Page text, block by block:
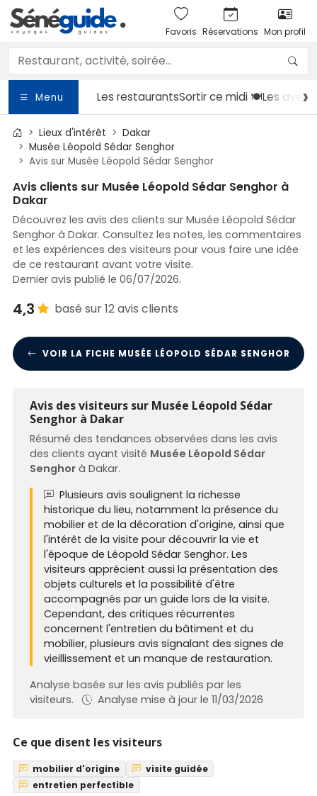
Favoris Réservations Mon profil
Menu Les restaurantsSortirce midi 🍽️Les
Lieux d'intérêt
Dakar
Musée Léopold Sédar Senghor
Avis sur Musée Léopold Sédar Senghor
Avis clients sur Musée Léopold Sédar Senghor à
Dakar
Découvrez les avis des clients sur Musée Léopold Sédar
Senghor à Dakar. Consultez les notes, les commentaires
et les expériences des visiteurs pour vous faire une idée
de ce restaurant avant votre visite.
Dernier avis publié le 06/07/2026.
4,3 basé sur 12 avis clients
VOIR LA FICHE MUSÉE LÉOPOLD SÉDAR SENGHOR
Avis des visiteurs sur Musée Léopold Sédar
Senghor à Dakar
Résumé des tendances observées dans les avis
des clients ayant visité Musée Léopold Sédar
Senghor à Dakar.
Plusieurs avis soulignent la richesse
historique du lieu, notamment la présence du
mobilier et de la décoration d'origine, ainsi que
l'intérêt de la visite pour découvrir la vie et
l'époque de Léopold Sédar Senghor. Les
visiteurs apprécient aussi la présentation des
objets culturels et la possibilité d'être
accompagnés par un guide lors de la visite.
Cependant, des critiques récurrentes
concernent l'entretien du bâtiment et du
mobilier, plusieurs avis signalant des signes de
vieillissement et un manque de restauration.
Analyse basée sur les avis publiés par les
visiteurs.
Analyse mise à jour le 11/03/2026
Ce que disent les visiteurs
mobilier d'origine
visite guidée
entretien perfectible